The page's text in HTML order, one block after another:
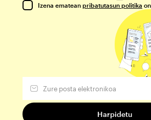
Izena ematean pribatutasun politika